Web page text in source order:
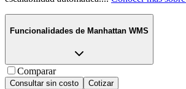
Funcionalidades de Manhattan WMS
Comparar
Consultar sin costo Cotizar